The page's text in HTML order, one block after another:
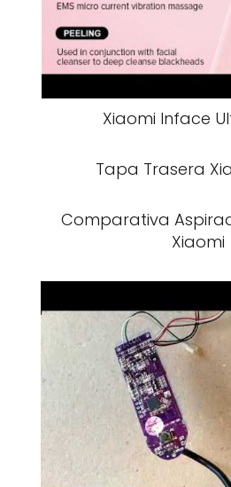
Xiaomi Inface
Tapa Trasera
Comparativa
Xiaomi